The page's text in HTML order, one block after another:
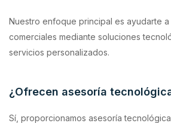
Nuestro enfoque principal es ayudarte
comerciales mediante soluciones
servicios personalizados.
¿Ofrecen asesoría
Sí, proporcionamos asesoría